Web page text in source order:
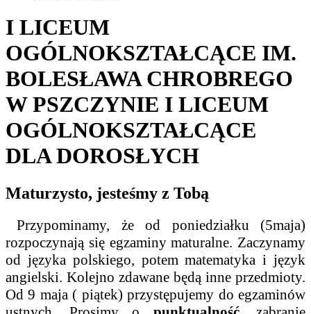
I LICEUM
OGÓLNOKSZTAŁCĄCE IM.
BOLESŁAWA CHROBREGO
W PSZCZYNIE I LICEUM
OGÓLNOKSZTAŁCĄCE
DLA DOROSŁYCH
Maturzysto, jesteśmy z Tobą
Przypominamy, że od poniedziałku (5maja)
rozpoczynają się egzaminy maturalne. Zaczynamy
od języka polskiego, potem matematyka i język
angielski. Kolejno zdawane będą inne przedmioty.
Od 9 maja ( piątek) przystępujemy do egzaminów